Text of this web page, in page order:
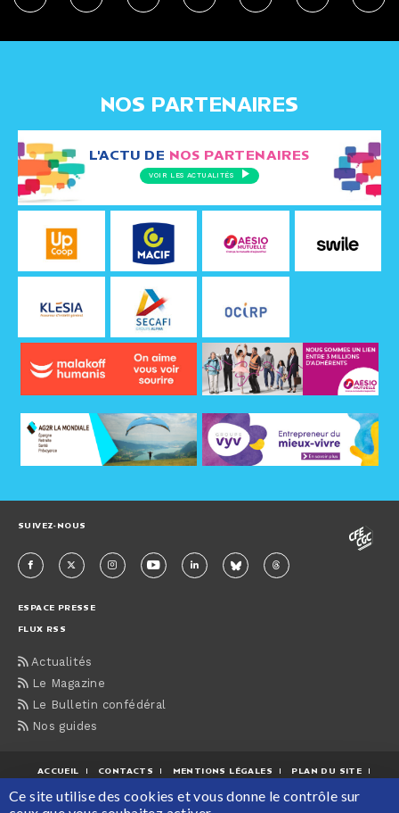
NOS PARTENAIRES
L'ACTU DE NOS PARTENAIRES
VOIR LES ACTUALITÉS
SUIVEZ-NOUS
ESPACE PRESSE
FLUX RSS
Actualités
Le Magazine
Le Bulletin confédéral
Nos guides
ACCUEIL CONTACTS MENTIONS LÉGALES PLAN DU SITE
PROTECTION DES DONNÉES PERSONNELLES
Ce site utilise des cookies et vous donne le contrôle sur